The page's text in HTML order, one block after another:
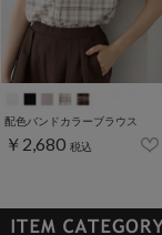
配色バンドカラーブラウス
￥2,680 税込